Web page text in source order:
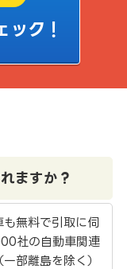
ック！
ますか？
無料で引取に伺
社の自動車関連
部離島を除く）